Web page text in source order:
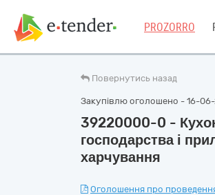
PROZORRO
Повернутись назад
Закупівлю оголошено - 16-06-
39220000-0 -
господарства і
харчування
Оголошення про